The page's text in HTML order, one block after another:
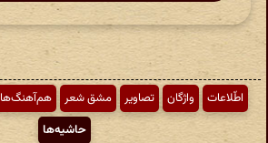
اطّلاعات واژگان تصاویر مشق شعر هم‌آهنگ‌ها
حاشیه‌ها